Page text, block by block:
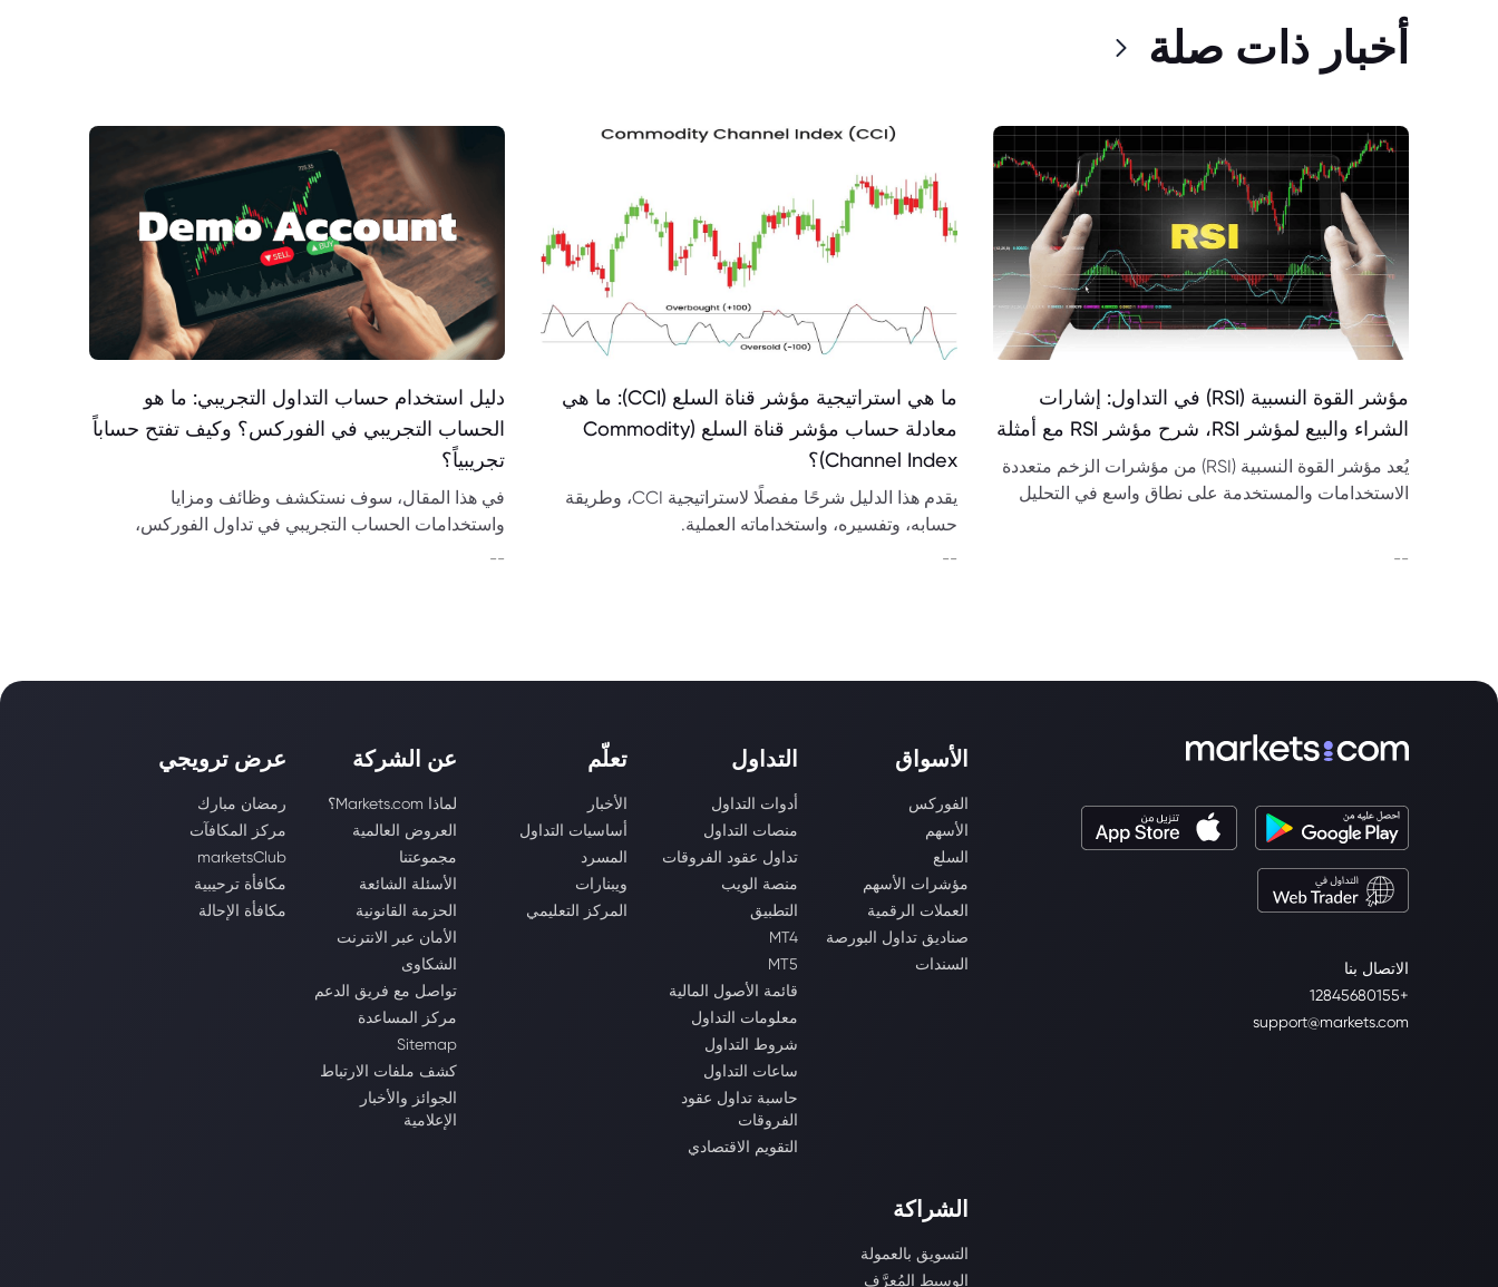
أخبار ذات صلة
مؤشر القوة النسبية (RSI) في التداول: إشارات
الشراء والبيع لمؤشر RSI، شرح مؤشر RSI مع أمثلة
يُعد مؤشر القوة النسبية (RSI) من مؤشرات الزخم متعددة
الاستخدامات والمستخدمة على نطاق واسع في التحليل
--
ما هي استراتيجية مؤشر قناة السلع (CCI): ما هي
معادلة حساب مؤشر قناة السلع (Commodity
Channel Index)؟
يقدم هذا الدليل شرحًا مفصلًا لاستراتيجية CCI، وطريقة
حسابه، وتفسيره، واستخداماته العملية.
--
دليل استخدام حساب التداول التجريبي: ما هو
الحساب التجريبي في الفوركس؟ وكيف تفتح حساباً
تجريبياً؟
في هذا المقال، سوف نستكشف وظائف ومزايا
واستخدامات الحساب التجريبي في تداول الفوركس،
--
الاتصال بنا
+12845680155
support@markets.com
الأسواق
الفوركس
الأسهم
السلع
مؤشرات الأسهم
العملات الرقمية
صناديق تداول البورصة
السندات
التداول
أدوات التداول
منصات التداول
تداول عقود الفروقات
منصة الويب
التطبيق
MT4
MT5
قائمة الأصول المالية
معلومات التداول
شروط التداول
ساعات التداول
حاسبة تداول عقود
الفروقات
التقويم الاقتصادي
تعلّم
الأخبار
أساسيات التداول
المسرد
ويبنارات
المركز التعليمي
عن الشركة
لماذا Markets.com؟
العروض العالمية
مجموعتنا
الأسئلة الشائعة
الحزمة القانونية
الأمان عبر الانترنت
الشكاوى
تواصل مع فريق الدعم
مركز المساعدة
Sitemap
كشف ملفات الارتباط
الجوائز والأخبار
الإعلامية
عرض ترويجي
رمضان مبارك
مركز المكافآت
marketsClub
مكافأة ترحيبية
مكافأة الإحالة
الشراكة
التسويق بالعمولة
الوسيط المُعرَّف